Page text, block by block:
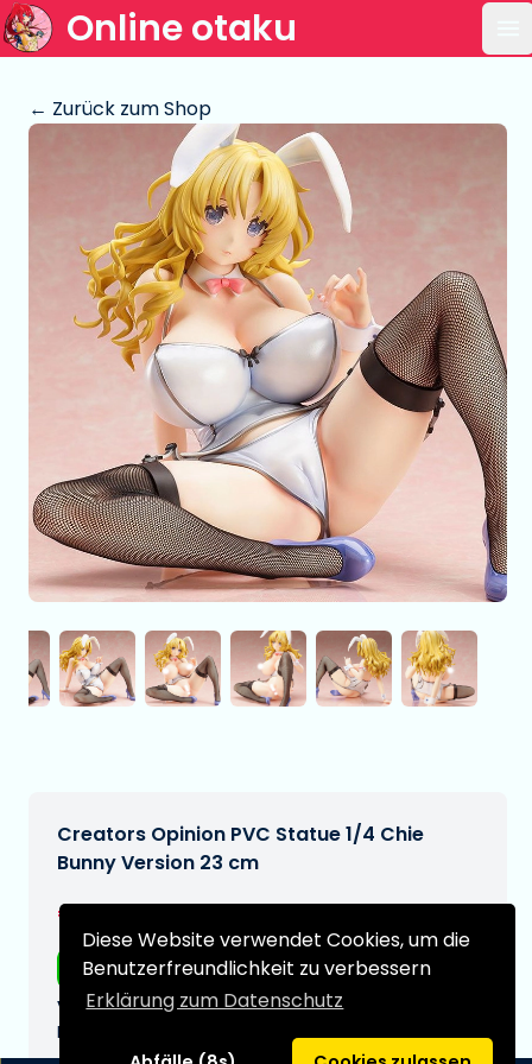
Diese Website verwendet Cookies, um die
Benutzerfreundlichkeit zu verbessern
Erklärung zum Datenschutz
Online otaku
← Zurück zum Shop
Creators Opinion PVC Statue 1/4 Chie
Bunny Version 23 cm
€364,95
Kostenloser Versand
Voraussichtliches Lieferdatum:
N/A